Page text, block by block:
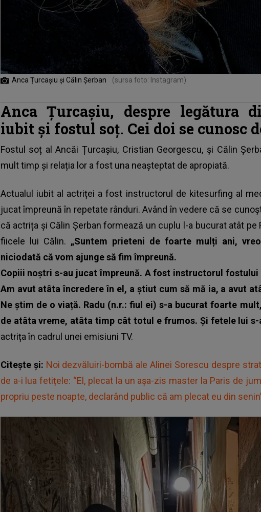
Anca Țurcașiu și Călin Șerban (sursa foto: Instagram)
Anca Țurcașiu, despre legătura
iubit și fostul soț. Cei doi se cunosc
Fostul soț al Ancăi Țurcașiu, Cristian Georgescu, și Călin
mult timp și relația lor a fost una neașteptat de apropiată.
Actualul iubit al actriței a fost instructorul de kitesurfing al
jucat împreună în repetate rânduri. Având în vedere că se
că actrița și Călin Șerban formează un cuplu l-a bucurat atât pe
fiicele lui Călin. „Suntem prieteni de foarte mulți ani,
niciodată că vom ajunge să fim împreună.
Copiii noștri s-au jucat împreună. A fost instructorul
Am avut atâta încredere în el, a știut cum să mă ia, a avut
Ne știm de o viață. Radu (n.r.: fiul ei) s-a bucurat foarte
de atâta vreme, atâta timp cât totul e frumos. Și fetele lui s-
actrița în cadrul unei emisiuni TV.
Citește și: Noi dezvăluiri-bombă ale Alinei Sorescu despre
de a-i lua fetițele: “El, plecat la un așa-zis master la Paris de
propriu peste noapte, declarând public că am plecat eu din